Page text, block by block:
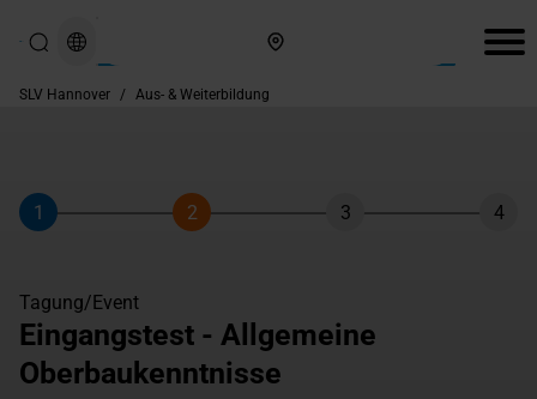
SLV Hannover / Aus- & Weiterbildung
Schritt
1
Schritt
2
Schritt
3 4
Tagung/Event
Eingangstest - Allgemeine
Oberbaukenntnisse